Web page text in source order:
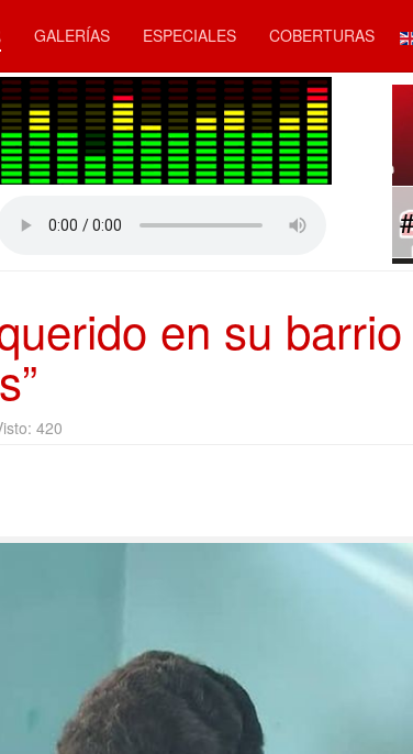
GALERÍAS ESPECIALES COBERTURAS
en su barrio
420